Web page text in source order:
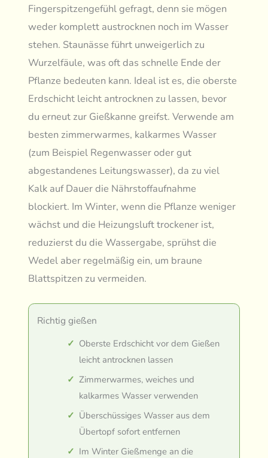
Fingerspitzengefühl gefragt, denn sie mögen
weder komplett austrocknen noch im Wasser
stehen. Staunässe führt unweigerlich zu
Wurzelfäule, was oft das schnelle Ende der
Pflanze bedeuten kann. Ideal ist es, die oberste
Erdschicht leicht antrocknen zu lassen, bevor
du erneut zur Gießkanne greifst. Verwende am
besten zimmerwarmes, kalkarmes Wasser
(zum Beispiel Regenwasser oder gut
abgestandenes Leitungswasser), da zu viel
Kalk auf Dauer die Nährstoffaufnahme
blockiert. Im Winter, wenn die Pflanze weniger
wächst und die Heizungsluft trockener ist,
reduzierst du die Wassergabe, sprühst die
Wedel aber regelmäßig ein, um braune
Blattspitzen zu vermeiden.
Richtig gießen
Oberste Erdschicht vor dem Gießen
leicht antrocknen lassen
Zimmerwarmes, weiches und
kalkarmes Wasser verwenden
Überschüssiges Wasser aus dem
Übertopf sofort entfernen
Im Winter Gießmenge an die